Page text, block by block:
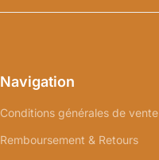
Navigation
Conditions générales de vente
Remboursement & Retours